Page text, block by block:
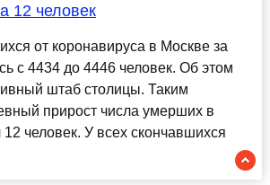
12 человек
от коронавируса в Москве за
с 4434 до 4446 человек. Об этом
штаб столицы. Таким
прирост числа умерших в
12 человек. У всех скончавшихся